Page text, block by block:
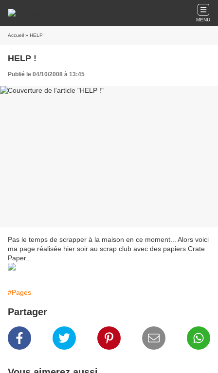
MENU
Accueil » HELP !
HELP !
Publié le 04/10/2008 à 13:45
Pas le temps de scrapper à la maison en ce moment... Alors voici
ma page réalisée hier soir au scrap club avec des papiers Crate
Paper...
#Pages
Partager